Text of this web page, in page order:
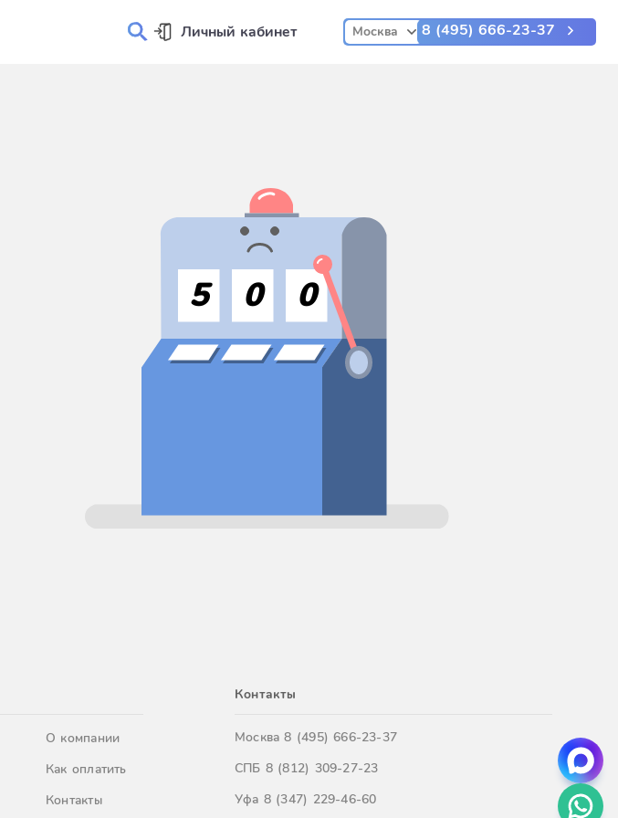
Личный кабинет Москва 8 (495) 666-23-37
5 0 0
О компании
Как оплатить
Контакты
Контакты
Москва8 (495) 666-23-37
СПБ 8 (812) 309-27-23
Уфа 8 (347) 229-46-60